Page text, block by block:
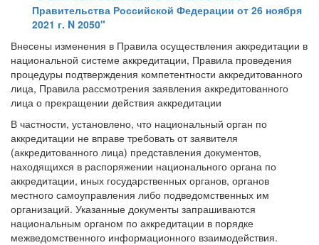
Правительства Российской Федерации от 26 ноября
2021 г. N 2050"
Внесены изменения в Правила осуществления аккредитации в
национальной системе аккредитации, Правила проведения
процедуры подтверждения компетентности аккредитованного
лица, Правила рассмотрения заявления аккредитованного
лица о прекращении действия аккредитации
В частности, установлено, что национальный орган по
аккредитации не вправе требовать от заявителя
(аккредитованного лица) представления документов,
находящихся в распоряжении национального органа по
аккредитации, иных государственных органов, органов
местного самоуправления либо подведомственных им
организаций. Указанные документы запрашиваются
национальным органом по аккредитации в порядке
межведомственного информационного взаимодействия.